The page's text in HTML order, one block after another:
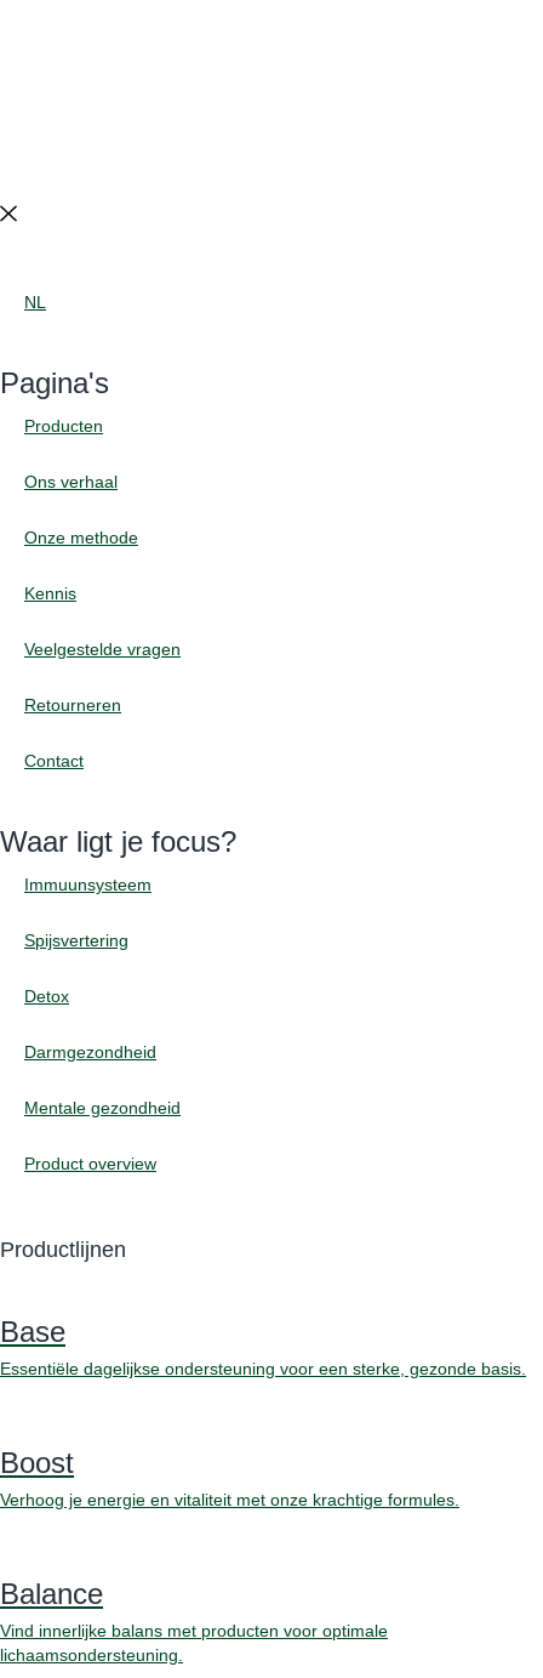
NL
Pagina's
Producten
Ons verhaal
Onze methode
Kennis
Veelgestelde vragen
Retourneren
Contact
Waar ligt je focus?
Immuunsysteem
Spijsvertering
Detox
Darmgezondheid
Mentale gezondheid
Product overview
Productlijnen
Base
Essentiële dagelijkse ondersteuning voor een sterke, gezonde basis.
Boost
Verhoog je energie en vitaliteit met onze krachtige formules.
Balance
Vind innerlijke balans met producten voor optimale
lichaamsondersteuning.